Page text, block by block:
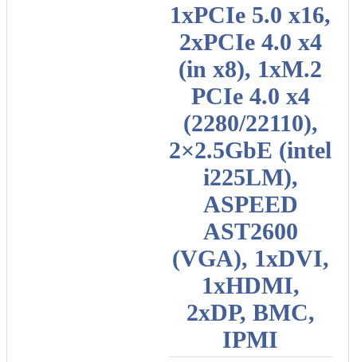
1xPCIe 5.0 x16,
2xPCIe 4.0 x4
(in x8), 1xM.2
PCIe 4.0 x4
(2280/22110),
2×2.5GbE (intel
i225LM),
ASPEED
AST2600
(VGA), 1xDVI,
1xHDMI,
2xDP, BMC,
IPMI